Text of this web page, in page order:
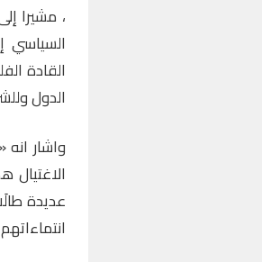
، مشيرا
السياسي
القادة
الدول
واشار
الاغتيال
عديدة